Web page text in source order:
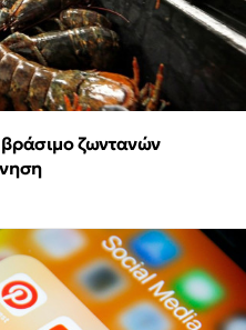
ζωντανών